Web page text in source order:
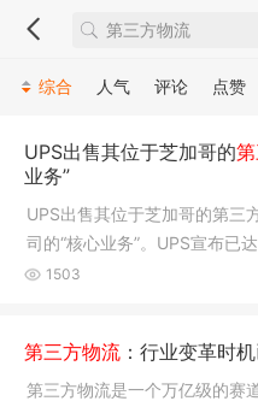
综合 人气 评论 点赞
UPS出售其位于芝加哥的
业务”
UPS出售其位于芝加哥的第三
司的“核心业务”。UPS宣布已
其Coyot
1503
第三方物流 ：行业变革时
第三方物流是一个万亿级的赛